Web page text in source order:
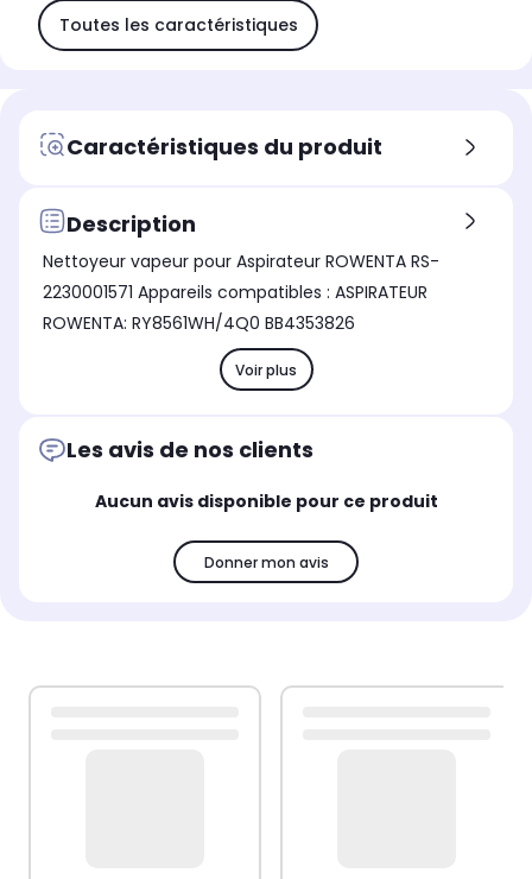
Toutes les caractéristiques
Caractéristiques du produit
Description
Nettoyeur vapeur pour Aspirateur ROWENTA RS-
2230001571 Appareils compatibles : ASPIRATEUR
ROWENTA: RY8561WH/4Q0 BB4353826
Voir plus
Les avis de nos clients
Aucun avis disponible pour ce produit
Donner mon avis